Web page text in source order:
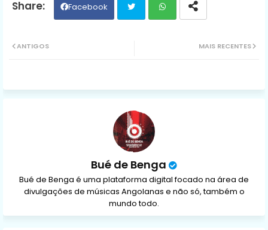
Facebook
ap
MAIS RECENTES
ANTIGOS
Bué de Benga
Bué de Benga é uma plataforma digital focado na área de
divulgações de músicas Angolanas e não só, também o
mundo todo.